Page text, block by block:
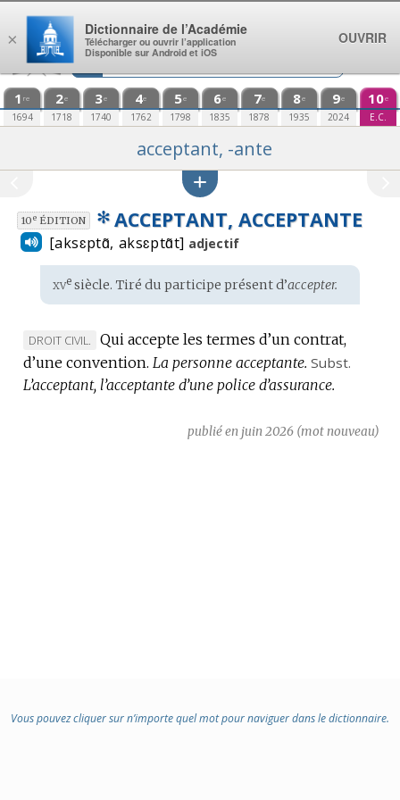
Aller au contenu
1 re
1694
2e
1718
3e
1740
4e
1762
5e
1798
6e
1835
7e
1878
8e
1935
9e
2024
10e
E.C.
acceptant, -ante
10eÉDITION ✻ ACCEPTANT, ACCEPTANTE
[aksɛptɑ̃, aksɛptɑ̃t] adjectif
Étymologie
:
xvesiècle. Tiré du participe présent d’accepter.
MARQUE
DE
DOMAINE
DROIT CIVIL.
Qui accepte les termes d’un contrat,
d’une convention. La personne acceptante. Subst.
L’acceptant, l’acceptante d’une police d’assurance.
publié en juin 2026 (mot nouveau)
Vous pouvez cliquer sur n’importe quel mot pour naviguer dans le dictionnaire.
×
Dictionnaire de l’Académie
Télécharger ou ouvrir l’application
Disponible sur Android et iOS
OUVRIR